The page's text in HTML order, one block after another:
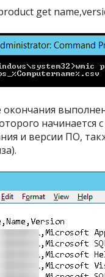
get
окончания
и версии ПО,